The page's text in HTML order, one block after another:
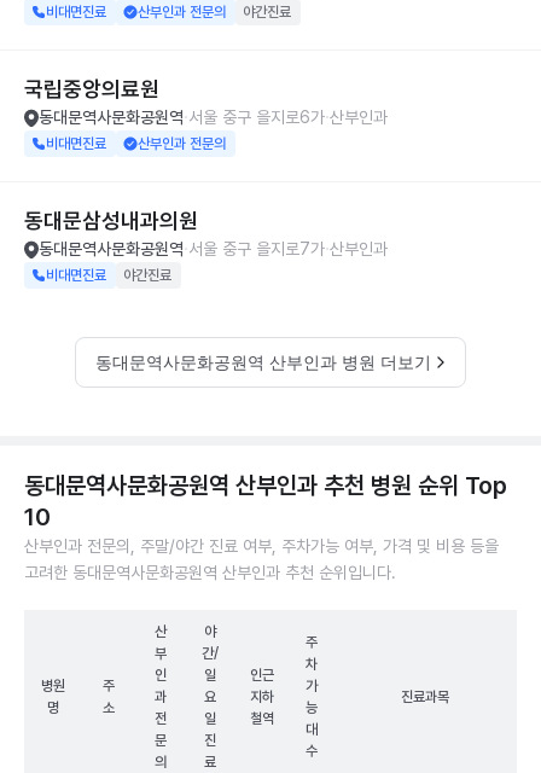
비대면진료 산부인과 전문의 야간진료
국립중앙의료원
동대문역사문화공원역 서울 중구 을지로6가 산부인과
비대면진료 산부인과 전문의
동대문삼성내과의원
동대문역사문화공원역 서울 중구 을지로7가 산부인과
비대면진료 야간진료
동대문역사문화공원역 산부인과 병원 더보기
동대문역사문화공원역 산부인과 추천 병원 순위 Top
10
산부인과 전문의, 주말/야간 진료 여부, 주차가능 여부, 가격 및 비용 등을
고려한 동대문역사문화공원역 산부인과 추천 순위입니다.
병원
명
주
소
산
부
인
과
전
문
의
야
간/
일
요
일
진
료
인근
지하
철역
주
차
가
능
대
수
진료과목